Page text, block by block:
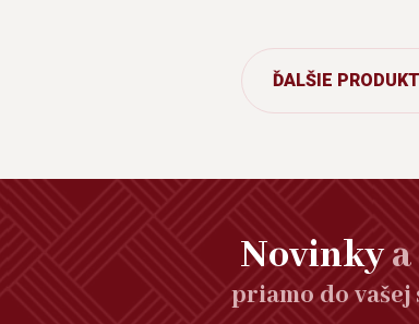
ĎALŠIE
Novinkya
priamo do vašej